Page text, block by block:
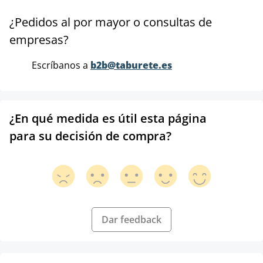
¿Pedidos al por mayor o consultas de
empresas?
Escríbanos a b2b@taburete.es
¿En qué medida es útil esta página
para su decisión de compra?
Dar feedback